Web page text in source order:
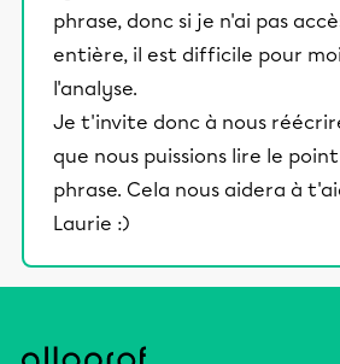
phrase, donc si je n'ai pas
entière, il est difficile pour
l'analyse.
Je t'invite donc à nous
que nous puissions lire le
phrase. Cela nous aidera à
Laurie :)